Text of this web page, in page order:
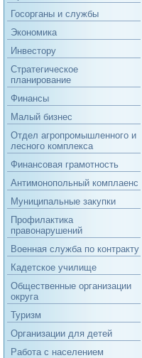
Госорганы и службы
Экономика
Инвестору
Стратегическое
планирование
Финансы
Малый бизнес
Отдел агропромышленного и
лесного комплекса
Финансовая грамотность
Антимонопольный комплаенс
Муниципальные закупки
Профилактика
правонарушений
Военная служба по контракту
Кадетское училище
Общественные организации
округа
Туризм
Организации для детей
Работа с населением